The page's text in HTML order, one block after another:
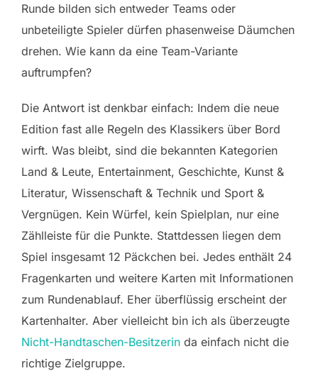
Runde bilden sich entweder Teams oder
unbeteiligte Spieler dürfen phasenweise Däumchen
drehen. Wie kann da eine Team-Variante
auftrumpfen?
Die Antwort ist denkbar einfach: Indem die neue
Edition fast alle Regeln des Klassikers über Bord
wirft. Was bleibt, sind die bekannten Kategorien
Land & Leute, Entertainment, Geschichte, Kunst &
Literatur, Wissenschaft & Technik und Sport &
Vergnügen. Kein Würfel, kein Spielplan, nur eine
Zählleiste für die Punkte. Stattdessen liegen dem
Spiel insgesamt 12 Päckchen bei. Jedes enthält 24
Fragenkarten und weitere Karten mit Informationen
zum Rundenablauf. Eher überflüssig erscheint der
Kartenhalter. Aber vielleicht bin ich als überzeugte
Nicht-Handtaschen-Besitzerin da einfach nicht die
richtige Zielgruppe.